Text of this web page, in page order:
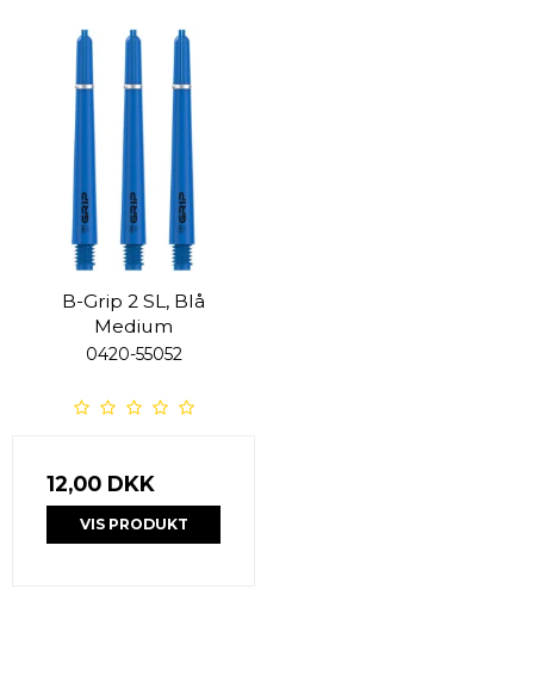
B-Grip 2 SL, Blå
Medium
0420-55052
12,00 DKK
VIS PRODUKT